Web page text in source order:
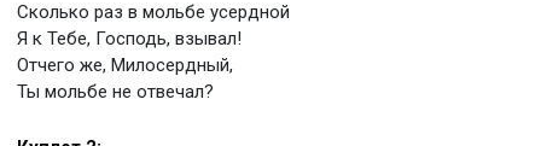
Сколько раз в мольбе усердной
Я к Тебе, Господь, взывал!
Отчего же, Милосердный,
Ты мольбе не отвечал?